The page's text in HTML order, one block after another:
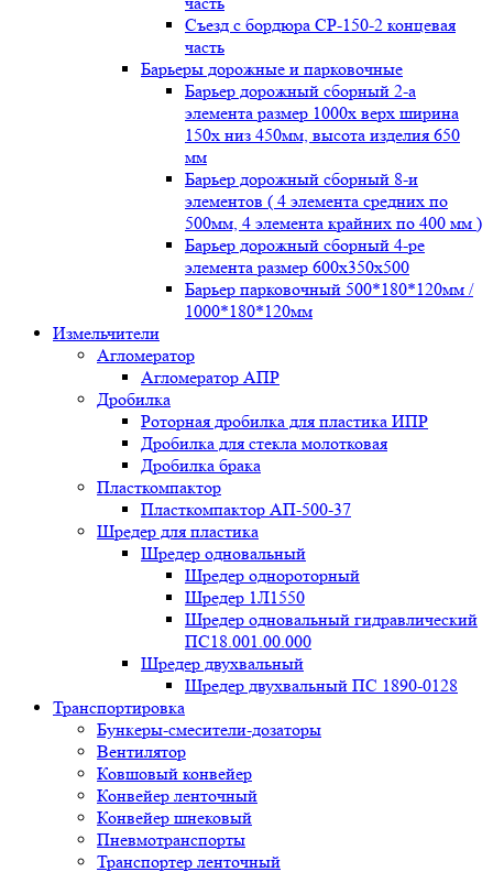
Съезд с бордюра СР-150-2 концевая
часть
Барьеры дорожные и парковочные
Барьер дорожный сборный 2-а
элемента размер 1000x верх ширина
150x низ 450мм, высота изделия 650
мм
Барьер дорожный сборный 8-и
элементов ( 4 элемента средних по
500мм, 4 элемента крайних по 400 мм )
Барьер дорожный сборный 4-ре
элемента размер 600x350x500
Барьер парковочный 500*180*120мм /
1000*180*120мм
Измельчители
Агломератор
Агломератор АПР
Дробилка
Роторная дробилка для пластика ИПР
Дробилка для стекла молотковая
Дробилка брака
Пласткомпактор
Пласткомпактор АП-500-37
Шредер для пластика
Шредер одновальный
Шредер однороторный
Шредер 1Л1550
Шредер одновальный гидравлический
ПС18.001.00.000
Шредер двухвальный
Шредер двухвальный ПС 1890-0128
Транспортировка
Бункеры-смесители-дозаторы
Вентилятор
Ковшовый конвейер
Конвейер ленточный
Конвейер шнековый
Пневмотранспорты
Транспортер ленточный